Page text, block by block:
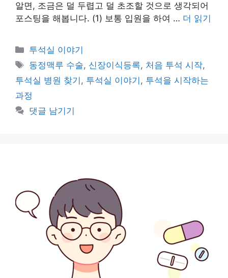
알면, 조금은 덜 두렵고 덜 초조할 것으로 생각되어
포스팅을 해봅니다. (1) 보통 입원을 하여 … 더 읽기
카
테
리
투석실 이야기
태
그
동정맥루 수술, 신장이식등록, 처음 투석 시작,
투석실 병원 찾기 , 투석실 이야기 , 투석을 시작하는
과정
댓글 남기기